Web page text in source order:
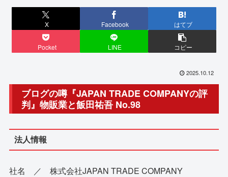
X Facebook はてブ
Pocket LINE コピー
2025.10.12
ブログの噂『JAPAN TRADE COMPANYの評
判』物販業と飯田祐吾 No.98
法人情報
社名 ／ 株式会社JAPAN TRADE COMPANY